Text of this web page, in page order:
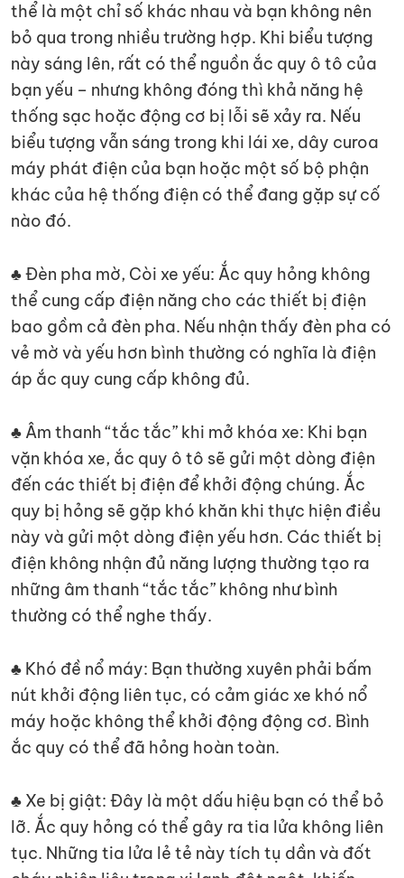
thể là một chỉ số khác nhau và bạn không nên
bỏ qua trong nhiều trường hợp. Khi biểu tượng
này sáng lên, rất có thể nguồn ắc quy ô tô của
bạn yếu – nhưng không đóng thì khả năng hệ
thống sạc hoặc động cơ bị lỗi sẽ xảy ra. Nếu
biểu tượng vẫn sáng trong khi lái xe, dây curoa
máy phát điện của bạn hoặc một số bộ phận
khác của hệ thống điện có thể đang gặp sự cố
nào đó.
♣ Đèn pha mờ, Còi xe yếu: Ắc quy hỏng không
thể cung cấp điện năng cho các thiết bị điện
bao gồm cả đèn pha. Nếu nhận thấy đèn pha có
vẻ mờ và yếu hơn bình thường có nghĩa là điện
áp ắc quy cung cấp không đủ.
♣ Âm thanh “tắc tắc” khi mở khóa xe: Khi bạn
vặn khóa xe, ắc quy ô tô sẽ gửi một dòng điện
đến các thiết bị điện để khởi động chúng. Ắc
quy bị hỏng sẽ gặp khó khăn khi thực hiện điều
này và gửi một dòng điện yếu hơn. Các thiết bị
điện không nhận đủ năng lượng thường tạo ra
những âm thanh “tắc tắc” không như bình
thường có thể nghe thấy.
♣ Khó đề nổ máy: Bạn thường xuyên phải bấm
nút khởi động liên tục, có cảm giác xe khó nổ
máy hoặc không thể khởi động động cơ. Bình
ắc quy có thể đã hỏng hoàn toàn.
♣ Xe bị giật: Đây là một dấu hiệu bạn có thể bỏ
lỡ. Ắc quy hỏng có thể gây ra tia lửa không liên
tục. Những tia lửa lẻ tẻ này tích tụ dần và đốt